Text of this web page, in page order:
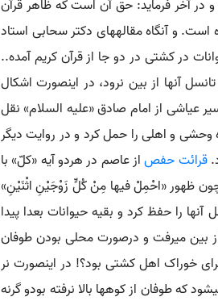
در آخر فرماید: حق آن است که ظاهر قرآن
و آنگاه مقاله‏های دکتر سحابی استاد
در کشتی در دو جا از قرآن کریم آمده..
آنها از بین نرود، در اینصورت اشکال
عیاشی از امام صادق «علیه السلام» نقل
وحشی و اهلی را حمل کرد و در روایت دیگر
قرائت حفصاز عاصم در هردو آیه «کلّ» با
ظهور «احْمِلْ فیها مِنْ کُلٍّ زَوْجَیْنِ اثْنَیْنِ»
را حفظ کرد و بقیه حیوانات بعدا پیدا
بین می‏رفت و درصورت محلی بودن طوفان
خوراک اهل کشتی بود؟! در اینصورت نر
که طوفان از کوهها بالا نرفته بودو گرنه